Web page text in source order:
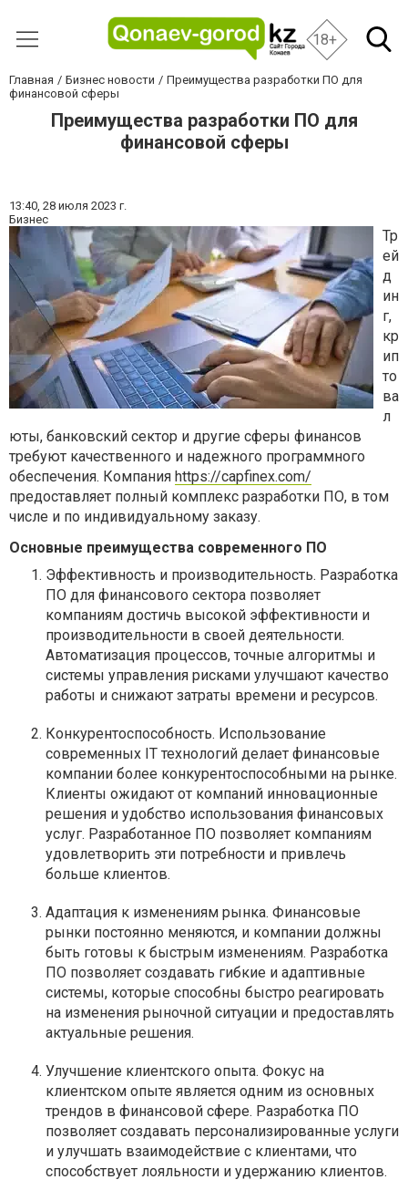
18+
Главная Бизнес новости
Преимущества разработки ПО для
финансовой сферы
Преимущества разработки ПО для
финансовой сферы
13:40, 28 июля 2023 г.
Бизнес
Тр
ей
д
ин
г,
кр
ип
то
ва
л
юты, банковский сектор и другие сферы финансов
требуют качественного и надежного программного
обеспечения. Компания https://capfinex.com/
предоставляет полный комплекс разработки ПО, в том
числе и по индивидуальному заказу.
Основные преимущества современного ПО
Эффективность и производительность. Разработка
ПО для финансового сектора позволяет
компаниям достичь высокой эффективности и
производительности в своей деятельности.
Автоматизация процессов, точные алгоритмы и
системы управления рисками улучшают качество
работы и снижают затраты времени и ресурсов.
Конкурентоспособность. Использование
современных IT технологий делает финансовые
компании более конкурентоспособными на рынке.
Клиенты ожидают от компаний инновационные
решения и удобство использования финансовых
услуг. Разработанное ПО позволяет компаниям
удовлетворить эти потребности и привлечь
больше клиентов.
Адаптация к изменениям рынка. Финансовые
рынки постоянно меняются, и компании должны
быть готовы к быстрым изменениям. Разработка
ПО позволяет создавать гибкие и адаптивные
системы, которые способны быстро реагировать
на изменения рыночной ситуации и предоставлять
актуальные решения.
Улучшение клиентского опыта. Фокус на
клиентском опыте является одним из основных
трендов в финансовой сфере. Разработка ПО
позволяет создавать персонализированные услуги
и улучшать взаимодействие с клиентами, что
способствует лояльности и удержанию клиентов.